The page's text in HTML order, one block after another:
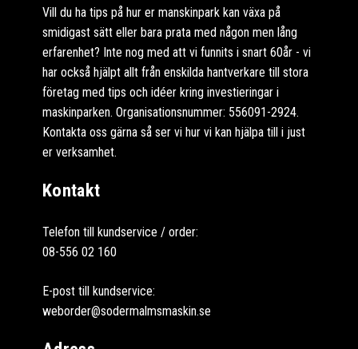
Vill du ha tips på hur er manskinpark kan växa på
smidigast sätt eller bara prata med någon men lång
erfarenhet? Inte nog med att vi funnits i snart 60år - vi
har också hjälpt allt från enskilda hantverkare till stora
företag med tips och idéer kring investieringar i
maskinparken. Organisationsnummer: 556091-2924.
Kontakta oss gärna så ser vi hur vi kan hjälpa till i just
er verksamhet.
Kontakt
Telefon till kundservice / order:
08-556 02 160
E-post till kundservice:
weborder@sodermalmsmaskin.se